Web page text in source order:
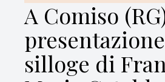
A Comiso
silloge di